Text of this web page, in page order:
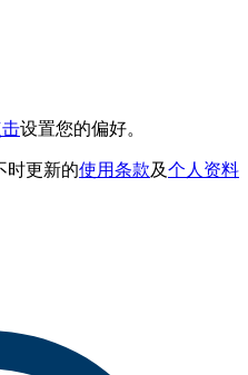
击设置您的偏好。
时更新的使用条款及个人资料